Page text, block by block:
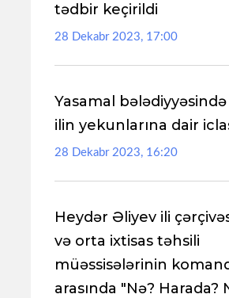
tədbir keçirildi
28 Dekabr 2023, 17:00
Yasamal
ilin yekunlarına dair
28 Dekabr 2023, 16:20
Heydər Əliyev ili
və orta ixtisas təhsili
müəssisələrinin
arasında "Nə? Harada?